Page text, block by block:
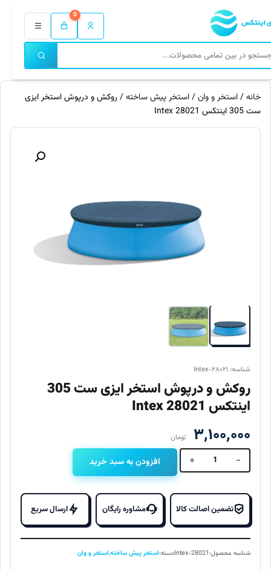
0
خانه/استخر و وان/استخر پیش ساخته/ روکش و درپوش استخر ایزی
ست 305 اینتکس 28021 Intex
شناسه: Intex-۲۸۰۲۱
روکش و درپوش استخر ایزی ست 305
اینتکس 28021 Intex
۳,۱۰۰,۰۰۰ تومان
درپوش
استخر
ایزی
ست
305
-
+ افزودن به سبد خرید
تضمین اصالت کالا مشاوره رایگان ارسال سریع
شناسه محصول:Intex-28021دسته:استخر پیش ساخته,استخر و وان